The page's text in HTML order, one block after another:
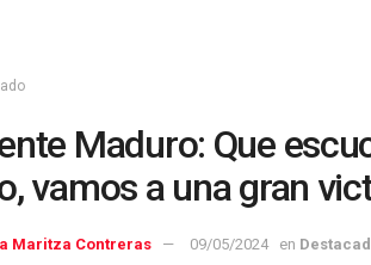
Maduro: Que
vamos a una gran
Maritza Contreras 09/05/2024 en